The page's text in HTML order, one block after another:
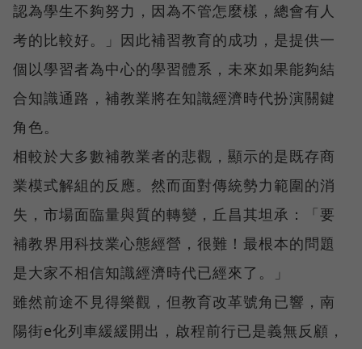
認為學生不夠努力，因為不管怎麼樣，總會有人
考的比較好。」因此補習教育的成功，是提供一
個以學習者為中心的學習體系，未來如果能夠結
合知識通路，補教業將在知識經濟時代扮演關鍵
角色。
相較於大多數補教業者的悲觀，顯示的是既存商
業模式解組的反應。然而面對傳統勢力範圍的消
失，市場面臨量與質的轉變，丘昌其坦承：「要
補教界用科技業心態經營，很難！最根本的問題
是大家不相信知識經濟時代已經來了。」
雖然前途不見得樂觀，但教育改革號角已響，南
陽街e化列車緩緩開出，啟程前行已是義無反顧，